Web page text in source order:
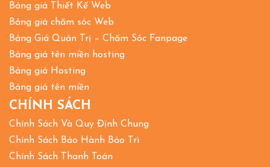
Bảng giá Thiết Kế Web
Bảng giá chăm sóc Web
Bảng Giá Quản Trị – Chăm Sóc Fanpage
Bảng giá tên miền hosting
Bảng giá Hosting
Bảng giá tên miền
CHÍNH SÁCH
Chính Sách Và Quy Định Chung
Chính Sách Bảo Hành Bảo Trì
Chính Sách Thanh Toán